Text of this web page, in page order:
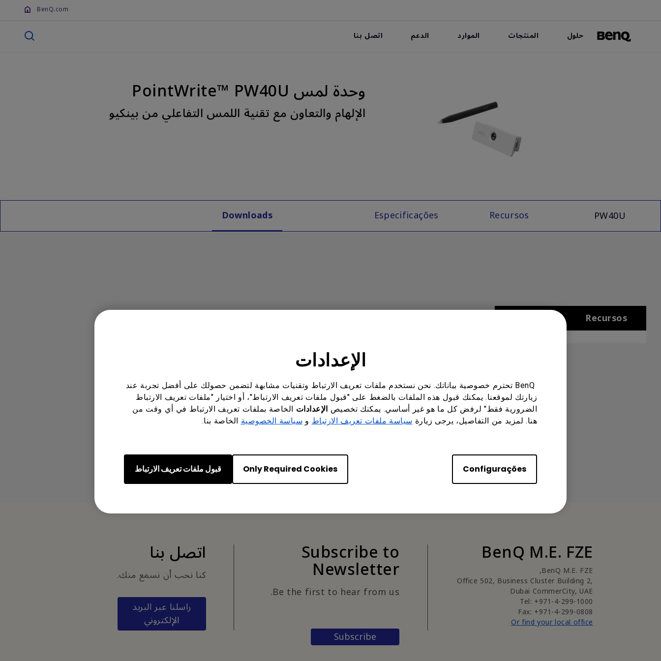
الإعدادات
BenQ تحترم خصوصية بياناتك. نحن نستخدم ملفات تعريف الارتباط وتقنيات مشابهة لتضمن حصولك على أفضل تجربة عند
زيارتك لموقعنا. يمكنك قبول هذه الملفات بالضغط على "قبول ملفات تعريف الارتباط"، أو اختيار "ملفات تعريف الارتباط
الضرورية فقط" لرفض كل ما هو غير أساسي. يمكنك تخصيص الإعدادات الخاصة بملفات تعريف الارتباط في أي وقت من
هنا. لمزيد من التفاصيل، يرجى زيارة سياسة ملفات تعريف الارتباط و سياسة الخصوصية الخاصة بنا.
Configurações
Only Required Cookies قبول ملفات تعريف الارتباط
BenQ.com
حلول المنتجات الموارد الدعم اتصل بنا
وحدة لمس PointWrite™ PW40U
الإلهام والتعاون مع تقنية اللمس التفاعلي من بينكيو
PW40U
Recursos
Especificações
Downloads
Recursos
اتصل بنا
كنا نحب أن نسمع منك.
راسلنا عبر البريد
الإلكتروني
Subscribe to
Newsletter
Be the first to hear from us.
Subscribe
BenQ M.E. FZE
BenQ M.E. FZE,
Office 502, Business Cluster Building 2,
Dubai CommerCity, UAE
Tel: +971-4-299-1000
Fax: +971-4-299-0808
Or find your local office